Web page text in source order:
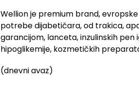
Wellion je premium brand,
potrebe dijabetičara, od trakica,
garancijom, lanceta, inzulinskih
hipoglikemije, kozmetičkih
(dnevni avaz)